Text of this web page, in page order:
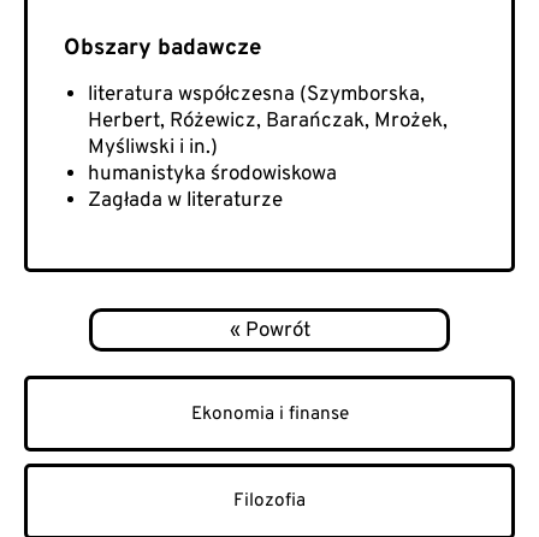
literatura współczesna (Szymborska,
Herbert, Różewicz, Barańczak, Mrożek,
Myśliwski i in.)
humanistyka środowiskowa
Zagłada w literaturze
Ekonomia i finanse
Filozofia